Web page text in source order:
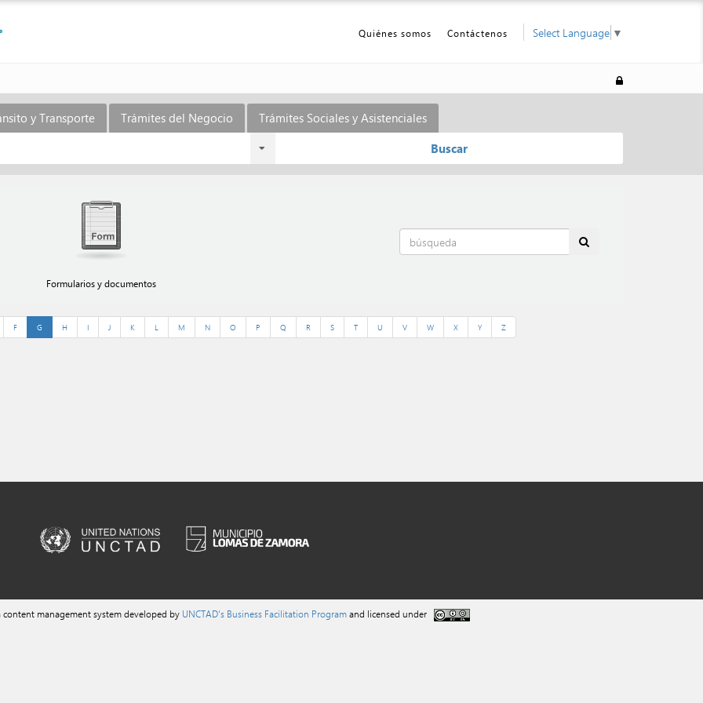
Quiénes somos Contáctenos Select Language ▼
y Transporte Trámites del Negocio
Trámites Sociales y Asistenciales
Buscar
Formularios y documentos
F G H I J K L M N O P Q R S T U V W X Y Z
management system developed by UNCTAD's Business Facilitation Programand licensed under